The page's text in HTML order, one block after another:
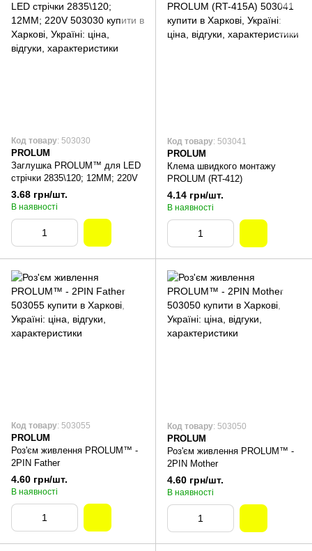
Код товару: 503030
PROLUM
Заглушка PROLUM™ для LED
стрічки 2835\120; 12ММ; 220V
3.68 грн/шт.
В наявності
Код товару: 503041
PROLUM
Клема швидкого монтажу
PROLUM (RT-412)
4.14 грн/шт.
В наявності
Код товару: 503055
PROLUM
Роз'єм живлення PROLUM™ -
2PIN Father
4.60 грн/шт.
В наявності
Код товару: 503050
PROLUM
Роз'єм живлення PROLUM™ -
2PIN Mother
4.60 грн/шт.
В наявності